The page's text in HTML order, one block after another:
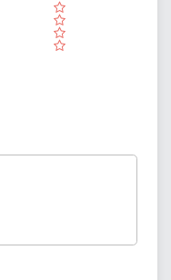
( )
( )
( )
( )